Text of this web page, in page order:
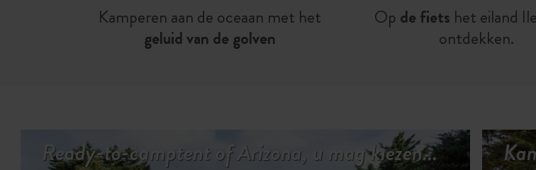
Kamperen aan de oceaan met het
geluid van de golven
Op de fiets het eiland
ontdekken.
Ready-to-camptent of Arizona, u mag kiezen...